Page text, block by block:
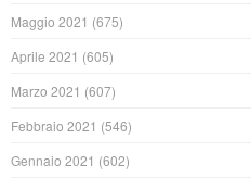
Maggio 2021 (675)
Aprile 2021 (605)
Marzo 2021 (607)
Febbraio 2021 (546)
Gennaio 2021 (602)